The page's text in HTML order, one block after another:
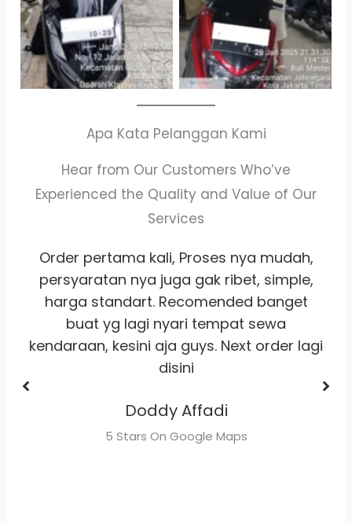
Apa Kata Pelanggan Kami
Hear from Our Customers Who’ve
Experienced the Quality and Value of Our
Services
Whort it bangetpelayananramah
satset recomm banget lah pokoknya
buat sewa motor area jakarta
Dhimas Adrian Adrian
5 Stars On Google Maps